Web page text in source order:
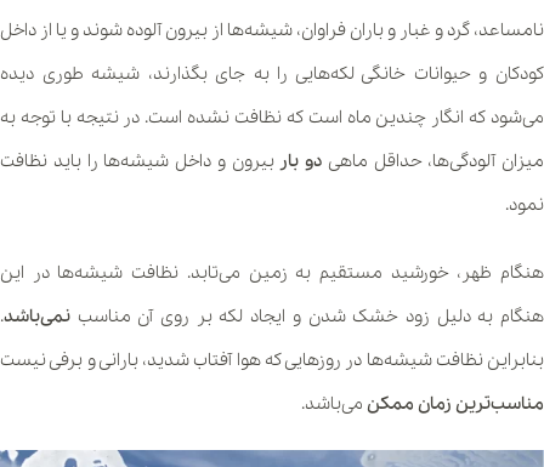
نامساعد، گرد و غبار و باران فراوان، شیشه‌ها از بیرون آلوده شوند و یا از داخل
کودکان و حیوانات خانگی لکه‌هایی را به جای بگذارند، شیشه طوری دیده
می‌شود که انگار چندین ماه است که نظافت نشده است. در نتیجه با توجه به
میزان آلودگی‌ها، حداقل ماهی دو بار بیرون و داخل شیشه‌ها را باید نظافت
نمود.
هنگام ظهر، خورشید مستقیم به زمین می‌تابد. نظافت شیشه‌ها در این
هنگام به دلیل زود خشک شدن و ایجاد لکه بر روی آن مناسب نمی‌باشد.
بنابراین نظافت شیشه‌ها در روزهایی که هوا آفتاب شدید، بارانی و برفی نیست
مناسب‌ترین زمان ممکن می‌باشد.